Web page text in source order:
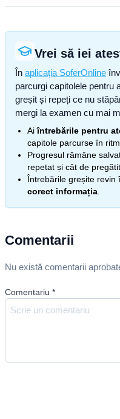
Vrei să iei
În aplicația SoferOnline
parcurgi capitolele pentru
greșit și repeți ce nu
mergi la examen cu mai
Aiîntrebările pentru
capitole parcurse în
Progresul rămâne
repetat și cât de
Întrebările greșite revin
corect informația
Comentarii
Nu există comentarii
Comentariu *